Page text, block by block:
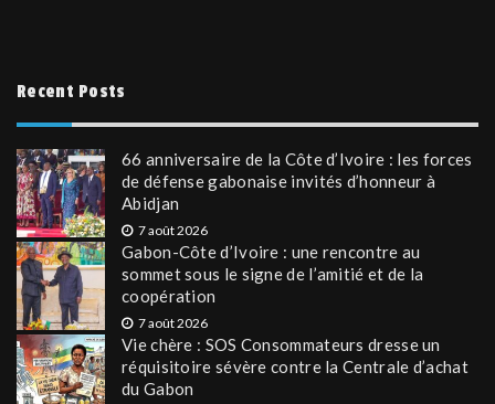
Recent Posts
66 anniversaire de la Côte d’Ivoire : les forces
de défense gabonaise invités d’honneur à
Abidjan
7 août 2026
Gabon-Côte d’Ivoire : une rencontre au
sommet sous le signe de l’amitié et de la
coopération
7 août 2026
Vie chère : SOS Consommateurs dresse un
réquisitoire sévère contre la Centrale d’achat
du Gabon